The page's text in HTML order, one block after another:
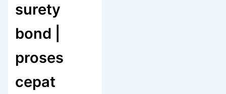
surety
bond |
proses
cepat